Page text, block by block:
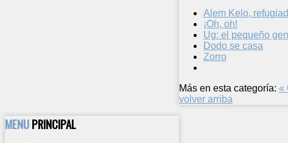
Alem Kelo,
¡Oh, oh!
Ug: el pequeño
Dodo se casa
Zorro
Más en esta categoría: «
volver arriba
MENUPRINCIPAL